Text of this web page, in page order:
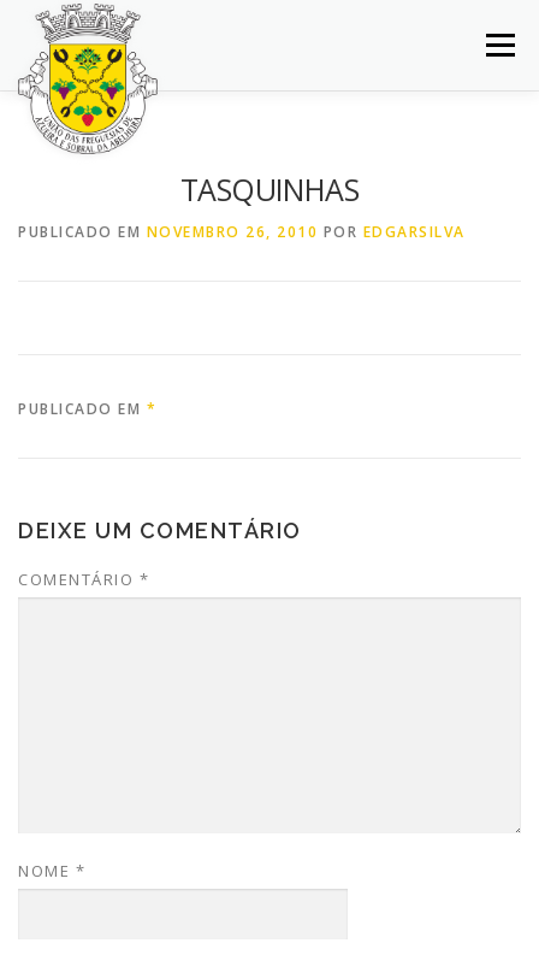
Saltar
conteúdo
Menu
INÍCIO JUNTA DE FREGUESIA
BALCÃO VIRTUAL NOTÍCIAS MAPA
TASQUINHAS
PUBLICADO EM NOVEMBRO 26, 2010 POR EDGARSILVA
PUBLICADO EM *
DEIXE UM COMENTÁRIO
COMENTÁRIO *
NOME *